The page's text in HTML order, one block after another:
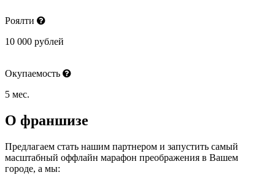
Роялти
10 000 рублей
Окупаемость
5 мес.
О франшизе
Предлагаем стать нашим партнером и запустить самый
масштабный оффлайн марафон преображения в Вашем
городе, а мы: